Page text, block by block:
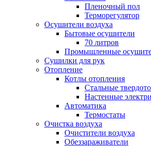
Пленочный пол
Терморегулятор
Осушители воздуха
Бытовые осушители
70 литров
Промышленные
Сушилки для рук
Отопление
Котлы отопления
Стальные
Настенные
Автоматика
Термостаты
Очистка воздуха
Очистители воздуха
Обеззараживатели